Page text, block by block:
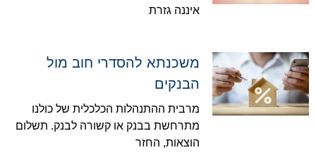
איננה גזרת
משכנתא להסדרי חוב מול
הבנקים
מרבית ההתנהלות הכלכלית של כולנו
מתרחשת בבנק או קשורה לבנק. תשלום
הוצאות, החזר